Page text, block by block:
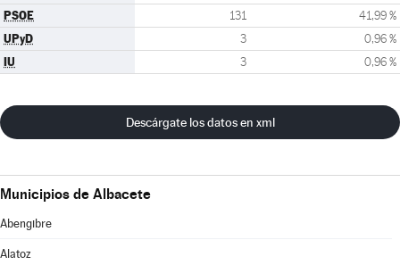
PSOE 131 41,99 %
UPyD 3 0,96 %
IU 3 0,96 %
Descárgate los datos en xml
Municipios de Albacete
Abengibre
Alatoz